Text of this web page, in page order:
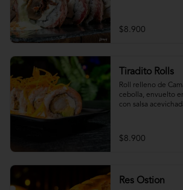
$8.900
Tiradito Rolls
Roll relleno de
cebolla, envuelto
con salsa
$8.900
Res Ostion